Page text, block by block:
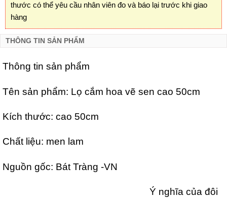
thước có thể yêu cầu nhân viên đo và báo lại trước khi giao
hàng
THÔNG TIN SẢN PHẨM
Thông tin sản phẩm
Tên sản phẩm: Lọ cắm hoa vẽ sen cao 50cm
Kích thước: cao 50cm
Chất liệu: men lam
Nguồn gốc: Bát Tràng -VN
Ý nghĩa của đôi